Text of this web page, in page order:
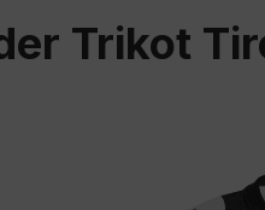
Trikot